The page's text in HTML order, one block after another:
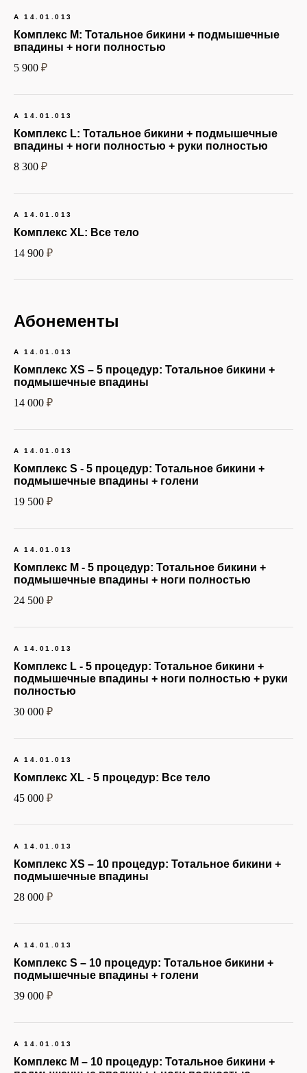
А 14.01.013
Комплекс M: Тотальное бикини + подмышечные
впадины + ноги полностью
5 900 ₽
А 14.01.013
Комплекс L: Тотальное бикини + подмышечные
впадины + ноги полностью + руки полностью
8 300 ₽
А 14.01.013
Комплекс XL: Все тело
14 900 ₽
Абонементы
А 14.01.013
Комплекс XS – 5 процедур: Тотальное бикини +
подмышечные впадины
14 000 ₽
А 14.01.013
Комплекс S - 5 процедур: Тотальное бикини +
подмышечные впадины + голени
19 500 ₽
А 14.01.013
Комплекс M - 5 процедур: Тотальное бикини +
подмышечные впадины + ноги полностью
24 500 ₽
А 14.01.013
Комплекс L - 5 процедур: Тотальное бикини +
подмышечные впадины + ноги полностью + руки
полностью
30 000 ₽
А 14.01.013
Комплекс XL - 5 процедур: Все тело
45 000 ₽
А 14.01.013
Комплекс XS – 10 процедур: Тотальное бикини +
подмышечные впадины
28 000 ₽
А 14.01.013
Комплекс S – 10 процедур: Тотальное бикини +
подмышечные впадины + голени
39 000 ₽
А 14.01.013
Комплекс M – 10 процедур: Тотальное бикини +
Показания
В каких случаях стоит
воспользоваться этой
показания к проведению
постоянно брить или
депилировать кожу
Фолликулит или
несколько лет, а не на
пару недель
Противопоказания
Есть противопоказания к
процедуре, и с ними
необходимо внимательно
и лактации
Прием
(в том числе,
Кожные заболевания в
Аутоиммунные
*перед принятием
решения
проконсультируйтесь со
+7 (910) 915-02-12
шагов процедуры
Подготовка
Восстановление